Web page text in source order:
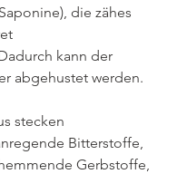
die zähes
kann der
abgehustet werden.
stecken
Bitterstoffe,
Gerbstoffe,